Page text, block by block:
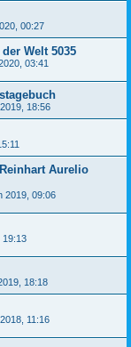
00:27
Welt 5035
03:41
18:56
Aurelio
2019, 09:06
19:13
18:18
11:16